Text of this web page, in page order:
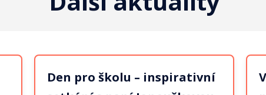
Den pro školu – inspirativní